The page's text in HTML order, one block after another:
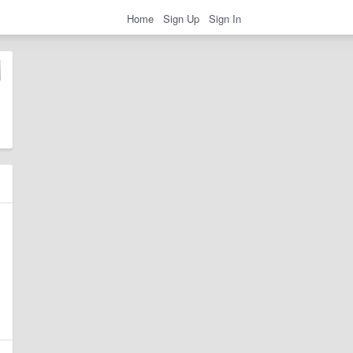
Home Sign Up Sign In